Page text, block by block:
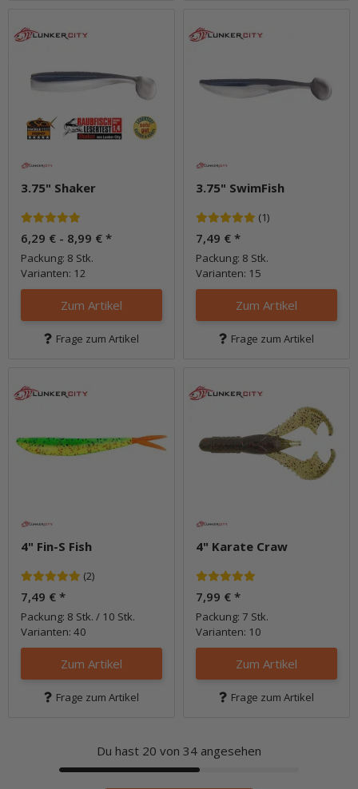
3.75" Shaker
6,29 € - 8,99 € *
Packung: 8 Stk.
Varianten: 12
Zum Artikel
Frage zum Artikel
3.75" SwimFish
(1)
7,49 € *
Packung: 8 Stk.
Varianten: 15
Zum Artikel
Frage zum Artikel
4" Fin-S Fish
(2)
7,49 € *
Packung: 8 Stk. / 10 Stk.
Varianten: 40
Zum Artikel
Frage zum Artikel
4" Karate Craw
7,99 € *
Packung: 7 Stk.
Varianten: 10
Zum Artikel
Frage zum Artikel
Du hast 20 von 34 angesehen